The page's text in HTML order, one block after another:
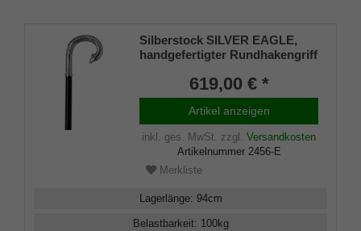
Silberstock SILVER EAGLE,
handgefertigter Rundhakengriff
Makassar Ebenholz,
Manufakturarbeit
619,00 € *
Artikel anzeigen
inkl. ges. MwSt. zzgl. Versandkosten
Artikelnummer 2456-E
Merkliste
Lagerlänge: 94cm
Belastbarkeit: 100kg